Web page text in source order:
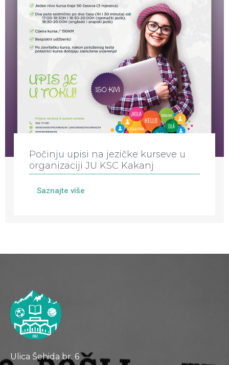
Počinju upisi na jezičke kurseve u
organizaciji JU KSC Kakanj
Saznajte više
Ulica Šehida br. 6